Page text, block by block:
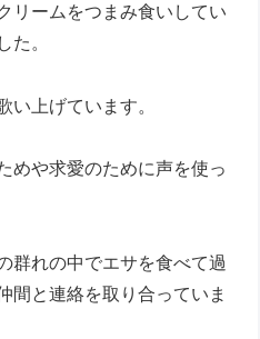
リームをつまみ食いしてい
た。
い上げています。
めや求愛のために声を使っ
群れの中でエサを食べて過
間と連絡を取り合っていま